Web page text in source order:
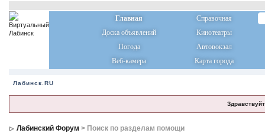
Главная
Справочная
Доска объявлений
Кинотеатры
Погода
Автовокзал
Веб-камера
Карта города
Лабинск.RU
Лабинский Форум > Поиск по разделам помощи